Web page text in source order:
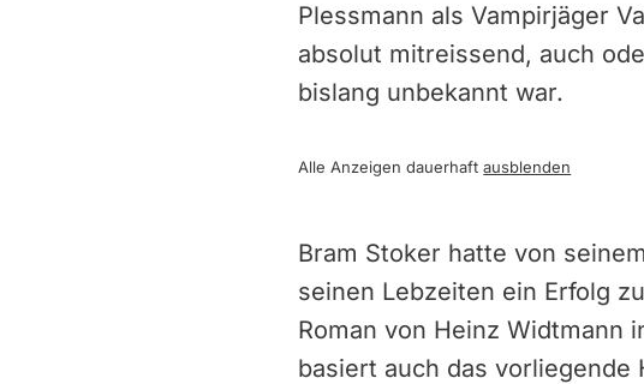
Plessmann als Vampirjäger
absolut mitreissend, auch
bislang unbekannt war.
Alle Anzeigen dauerhaftausblenden
Bram Stoker hatte von
seinen Lebzeiten ein Erfolg
Roman von Heinz Widtmann
basiert auch das vorliegende